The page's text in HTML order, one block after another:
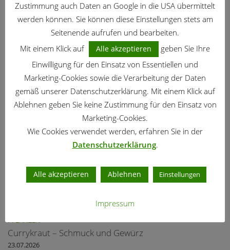
NUTZGARTEN/AUGUST/ GARTENKALENDER
Nutzgarten – Gartenarbeit im August
03.08.2026
PFLANZEN
Currykraut – Schmuck und Gewürz
23.07.2026
Zustimmung auch Daten an Google in die USA übermittelt
werden können. Sie können diese Einstellungen stets am
Seitenende aufrufen und bearbeiten.
Mit einem Klick auf
Alle akzeptieren
geben Sie Ihre
Einwilligung für den Einsatz von Essentiellen und
Marketing-Cookies sowie die Verarbeitung der Daten
gemäß unserer Datenschutzerklärung. Mit einem Klick auf
Ablehnen geben Sie keine Zustimmung für den Einsatz von
Marketing-Cookies.
Wie Cookies verwendet werden, erfahren Sie in der
Datenschutzerklärung.
Alle akzeptieren Ablehnen Einstellungen
Impressum